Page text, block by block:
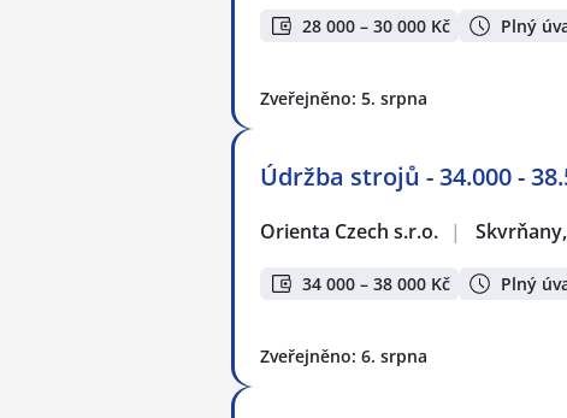
28 000 – 30 000 Kč Plný
Zveřejněno: 5. srpna
Údržba strojů - 34.000 -
Orienta Czech s.r.o. |
34 000 – 38 000 Kč Plný
Zveřejněno: 6. srpna